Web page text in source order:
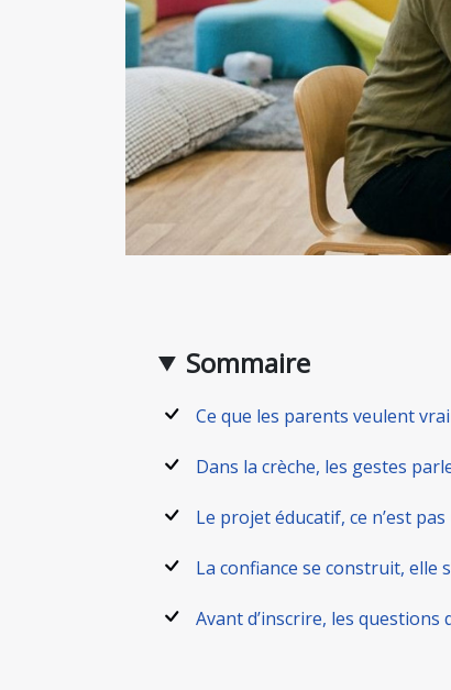
Sommaire
Ce que les parents veulent
Dans la crèche, les gestes
Le projet éducatif, ce n’est
La confiance se construit, elle
Avant d’inscrire, les questions